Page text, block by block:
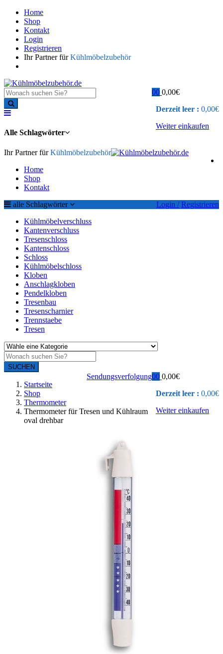
Home
Shop
Kontakt
Login
Registrieren
Ihr Partner fürKühlmöbelzubehör
0 0,00€
Derzeit leer : 0,00€
Weiter einkaufen
0
Alle Schlagwörter
Ihr Partner fürKühlmöbelzubehör
Home
Shop
Kontakt
Login / Registrieren
alle Schlagwörter
Kühlmöbelverschluss
Kantenverschluss
Tresenschloss
Kantenschloss
Schloss
Kühlmöbelschloss
Kloben
Anschlagkloben
Pendelkloben
Tresenbau
Tresenscharnier
Trennstaebe
Tresen
SUCHEN
0 0,00€
Derzeit leer : 0,00€
Weiter einkaufen
0
Sendungsverfolgung
Startseite
Shop
Thermometer
Thermometer für Tresen und Kühlraum
oval drehbar